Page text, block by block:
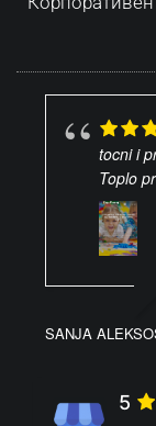
tocni i
Toplo
SANJA
5